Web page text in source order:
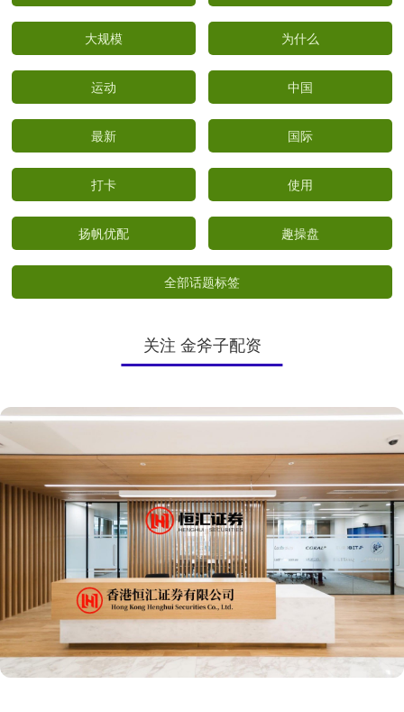
大规模 为什么
运动 中国
最新 国际
打卡 使用
扬帆优配 趣操盘
全部话题标签
关注 金斧子配资